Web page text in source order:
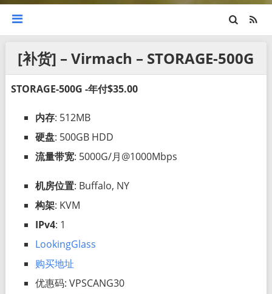
[补货] – Virmach – STORAGE-500G
STORAGE-500G -年付$35.00
内存: 512MB
硬盘: 500GB HDD
流量带宽: 5000G/月@1000Mbps
机房位置: Buffalo, NY
构架: KVM
IPv4: 1
LookingGlass
购买地址
优惠码: VPSCANG30